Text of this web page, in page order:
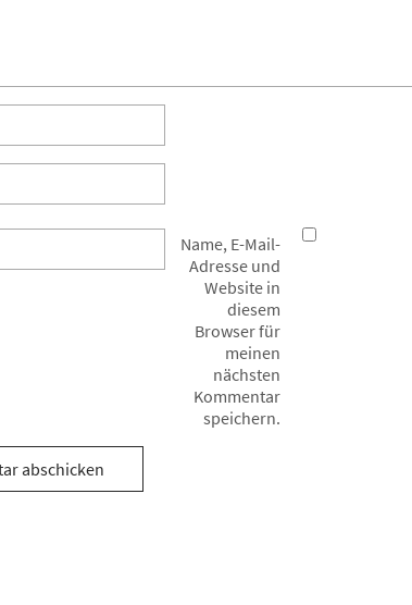
Name, E-Mail-
Adresse und
Website in
diesem
Browser für
meinen
nächsten
Kommentar
speichern.